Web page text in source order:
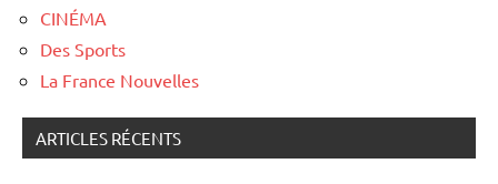
CINÉMA
Des Sports
La France Nouvelles
ARTICLES RÉCENTS